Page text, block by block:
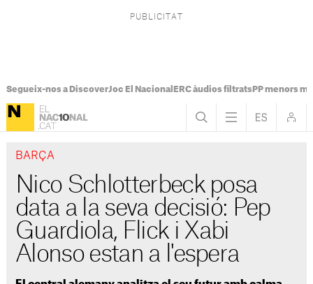
Segueix-nos a DiscoverJoc El Nacional ERC àudios filtratsPP menors
BARÇA
Nico Schlotterbeck posa
data a la seva decisió: Pep
Guardiola, Flick i Xabi
Alonso estan a l'espera